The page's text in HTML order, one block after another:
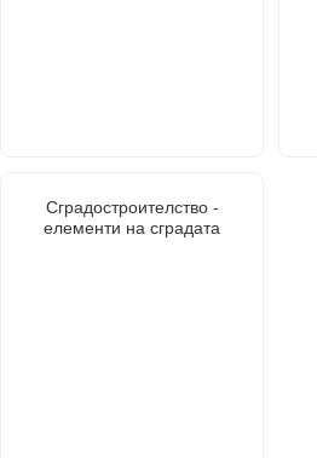
Сградостроителство -
елементи на сградата